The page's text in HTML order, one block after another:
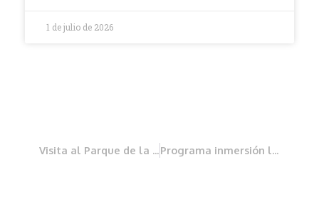
1 de julio de 2026
Visita al Parque de la Albufera Programa inmersión lingüística